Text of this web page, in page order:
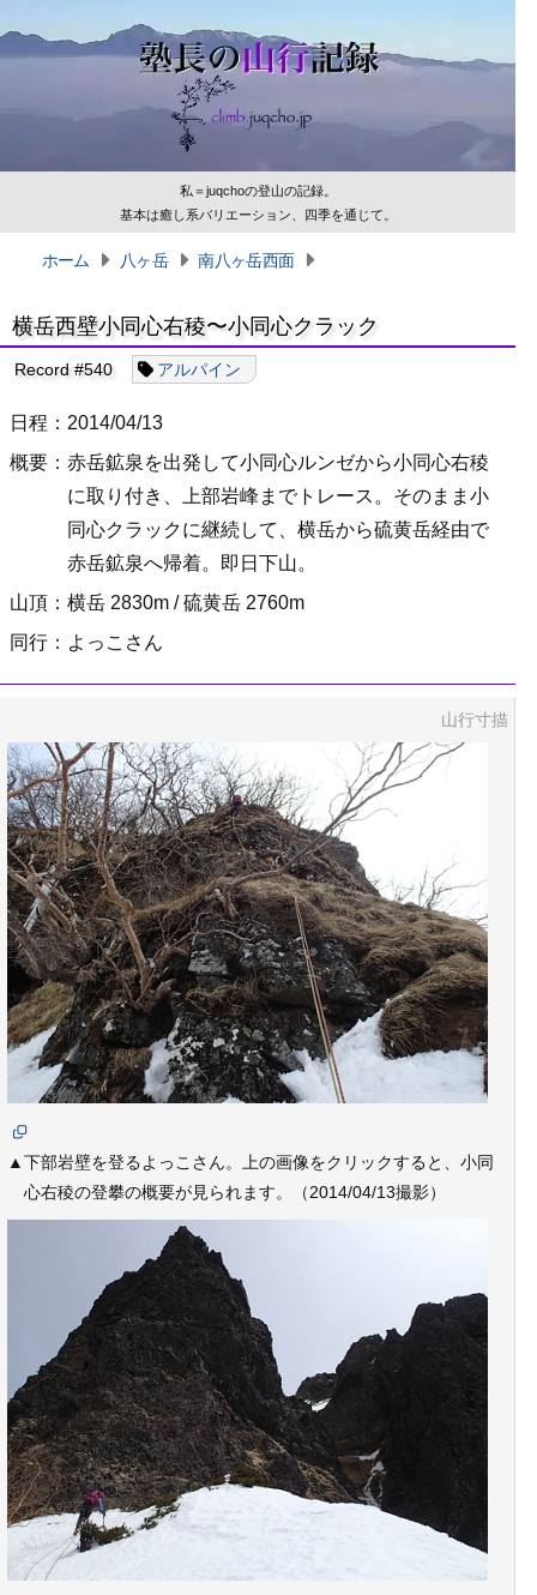
私＝juqchoの登山の記録。
基本は癒し系バリエーション、四季を通じて。
ホーム 八ヶ岳 南八ヶ岳西面
横岳西壁小同心右稜〜小同心クラック
Record #540 アルパイン
日程：2014/04/13
概要：赤岳鉱泉を出発して小同心ルンゼから小同心右稜
に取り付き、上部岩峰までトレース。そのまま小
同心クラックに継続して、横岳から硫黄岳経由で
赤岳鉱泉へ帰着。即日下山。
山頂：横岳 2830m / 硫黄岳 2760m
同行：よっこさん
山行寸描
▲下部岩壁を登るよっこさん。上の画像をクリックすると、小同
心右稜の登攀の概要が見られます。（2014/04/13撮影）